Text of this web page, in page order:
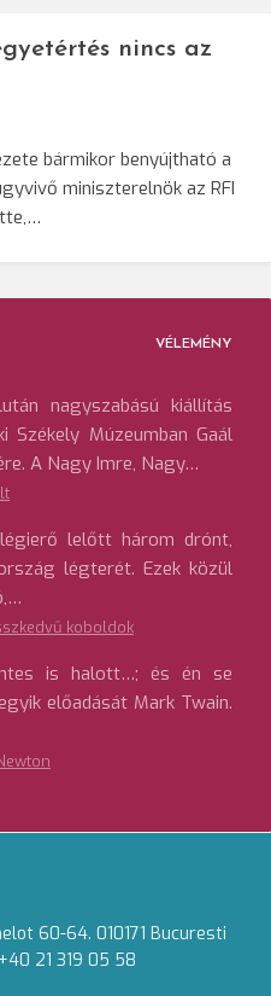
nincs az
bármikor benyújtható a
miniszterelnök az RFI
VÉLEMÉNY
nagyszabású kiállítás
Székely Múzeumban Gaál
A Nagy Imre, Nagy…
lelőtt három drónt,
légterét. Ezek közül
koboldok
is halott…; és én se
előadását Mark Twain.
60-64. 010171 Bucuresti
21 319 05 58